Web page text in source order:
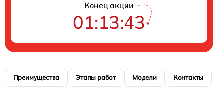
Конец акции
01:13:43
Преимущества Этапы работ Модели Контакты